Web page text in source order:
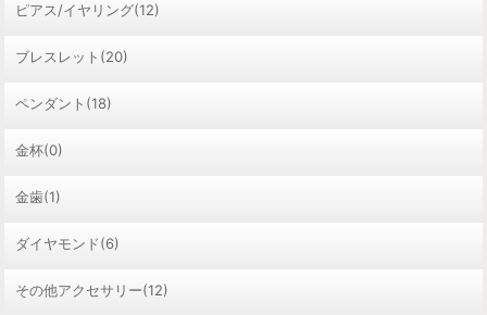
ピアス/イヤリング(12)
ブレスレット(20)
ペンダント(18)
金杯(0)
金歯(1)
ダイヤモンド(6)
その他アクセサリー(12)